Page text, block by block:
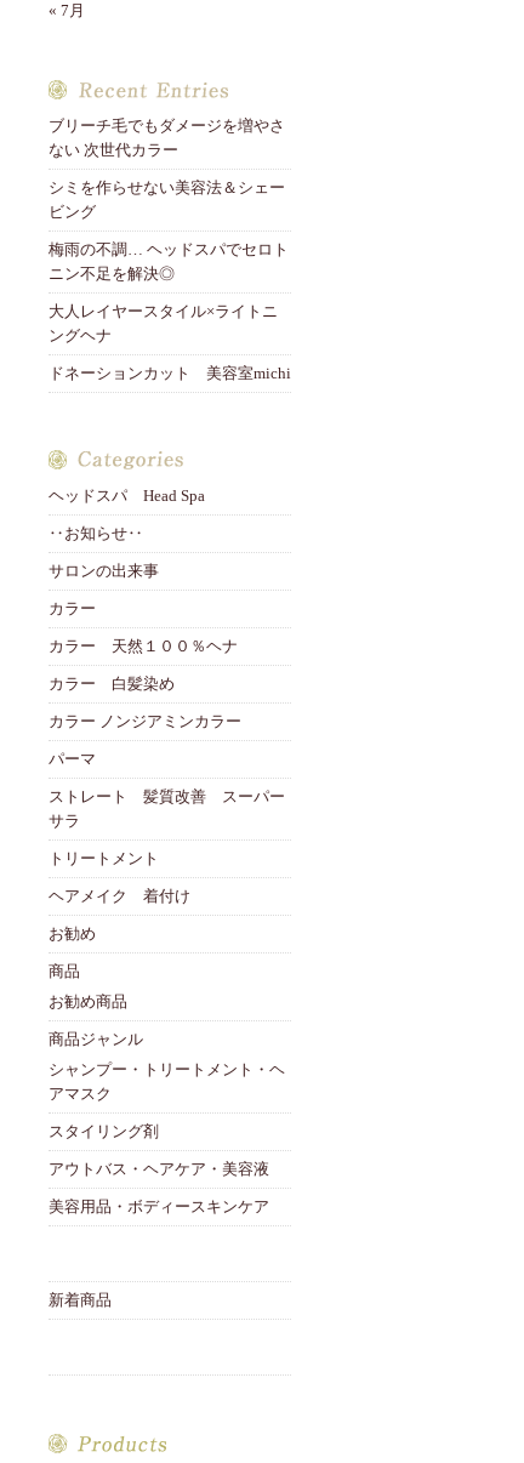
« 7月
ブリーチ毛でもダメージを増やさ
ない 次世代カラー
シミを作らせない美容法＆シェー
ビング
梅雨の不調… ヘッドスパでセロト
ニン不足を解決◎
大人レイヤースタイル×ライトニ
ングヘナ
ドネーションカット 美容室michi
ヘッドスパ Head Spa
‥お知らせ‥
サロンの出来事
カラー
カラー 天然１００％ヘナ
カラー 白髪染め
カラー ノンジアミンカラー
パーマ
ストレート 髪質改善 スーパー
サラ
トリートメント
ヘアメイク 着付け
お勧め
商品
お勧め商品
商品ジャンル
シャンプー・トリートメント・ヘ
アマスク
スタイリング剤
アウトバス・ヘアケア・美容液
美容用品・ボディースキンケア
新着商品